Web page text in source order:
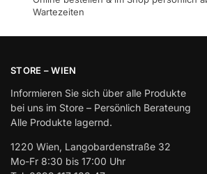
Wartezeiten
STORE – WIEN
Informieren Sie sich über alle Produkte
bei uns im Store – Persönlich Berateung
Alle Produkte lagernd.
1220 Wien, Langobardenstraße 32
Mo-Fr 8:30 bis 17:00 Uhr